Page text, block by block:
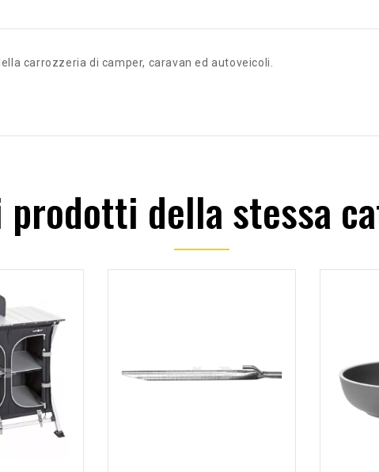
carrozzeria di camper, caravan ed autoveicoli.
della stessa